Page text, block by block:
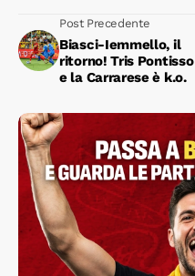
Post Precedente
Biasci-Iemmello, il
ritorno! Tris Pontisso
e la Carrarese è k.o.